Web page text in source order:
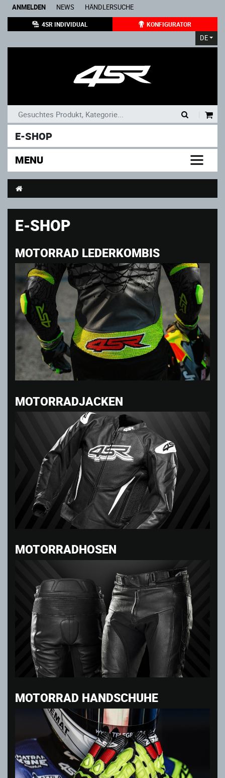
ANMELDEN NEWS HÄNDLERSUCHE
4SR INDIVIDUAL KONFIGURATOR
DE
E-SHOP
MENU
E-SHOP
MOTORRAD LEDERKOMBIS
MOTORRADJACKEN
MOTORRADHOSEN
MOTORRAD HANDSCHUHE